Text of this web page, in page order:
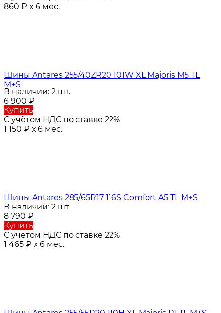
860 ₽ x 6 мес.
Шины Antares 255/40ZR20 101W XL Majoris M5 TL
M+S
В наличии: 2 шт.
6 900 ₽
Купить
С учётом НДС по ставке 22%
1 150 ₽ x 6 мес.
Шины Antares 285/65R17 116S Comfort A5 TL M+S
В наличии: 2 шт.
8 790 ₽
Купить
С учётом НДС по ставке 22%
1 465 ₽ x 6 мес.